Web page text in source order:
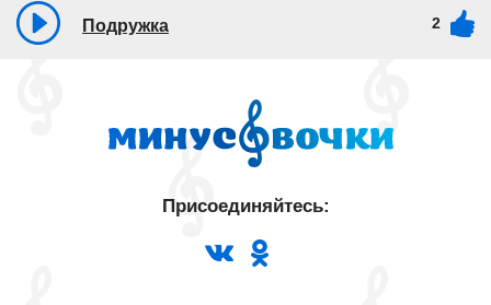
Подружка 2
Присоединяйтесь: